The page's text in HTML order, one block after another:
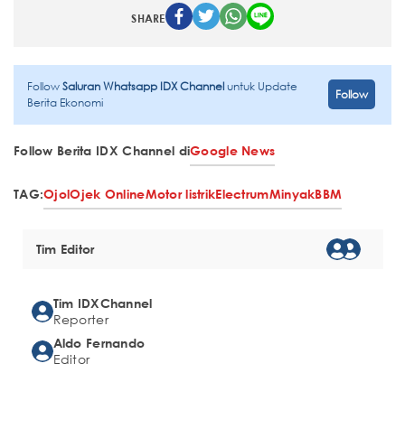
SHARE
FollowSaluran Whatsapp IDX Channeluntuk Update
Berita Ekonomi
Follow
Follow Berita IDX Channel diGoogle News
TAG:OjolOjek OnlineMotor listrikElectrumMinyakBBM
Tim Editor
Tim IDXChannel
Reporter
Aldo Fernando
Editor